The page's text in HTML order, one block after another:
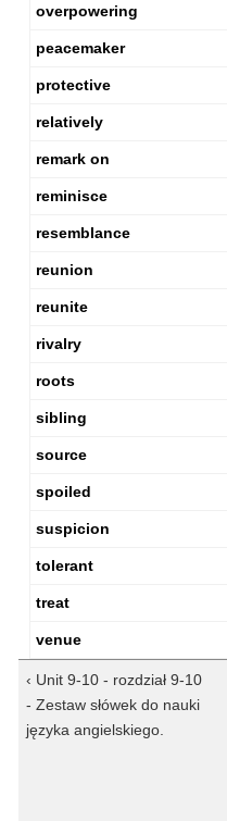
overpowering
peacemaker
protective
relatively
remark on
reminisce
resemblance
reunion
reunite
rivalry
roots
sibling
source
spoiled
suspicion
tolerant
treat
venue
‹ Unit 9-10 - rozdział 9-10
- Zestaw słówek do nauki
języka angielskiego.